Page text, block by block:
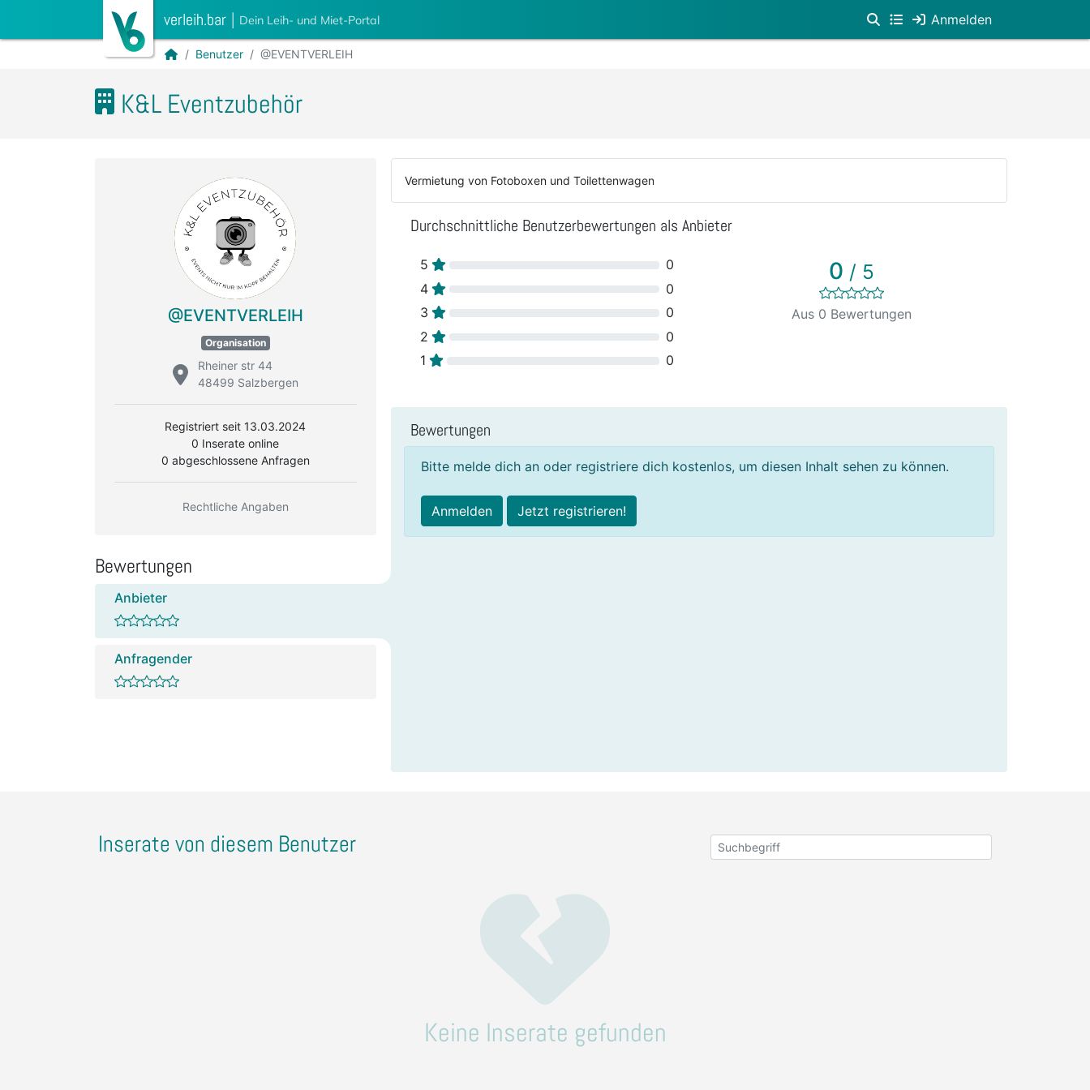
verleih.bar | Dein Leih- und Miet-Portal Anmelden
Benutzer @EVENTVERLEIH
K&L Eventzubehör
@EVENTVERLEIH
Organisation
Rheiner str 44
48499 Salzbergen
Registriert seit 13.03.2024
0 Inserate online
0 abgeschlossene Anfragen
Rechtliche Angaben
Bewertungen
Anbieter
Anfragender
Vermietung von Fotoboxen und Toilettenwagen
Durchschnittliche Benutzerbewertungen als Anbieter
5
0
4
0
3
0
2
0
1
0
0 / 5
Aus 0 Bewertungen
Bewertungen
Bitte melde dich an oder registriere dich kostenlos, um diesen Inhalt sehen zu können.
Anmelden Jetzt registrieren!
Inserate von diesem Benutzer
Keine Inserate gefunden